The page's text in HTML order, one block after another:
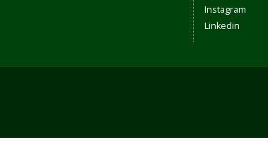
Instagram
Linkedin